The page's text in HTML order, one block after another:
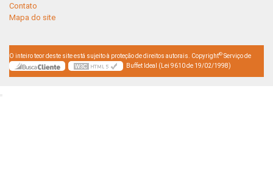
Contato
Mapa do site
O inteiro teor deste site está sujeito à proteção de direitos autorais. Copyright© Serviço de
Buffet Ideal (Lei 9610 de 19/02/1998)